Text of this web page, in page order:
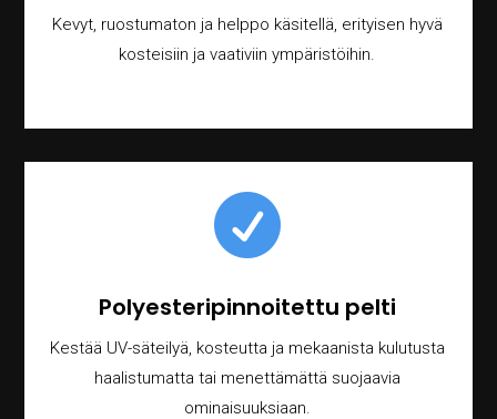
Kevyt, ruostumaton ja helppo käsitellä, erityisen hyvä
kosteisiin ja vaativiin ympäristöihin.

Polyesteripinnoitettu pelti
Kestää UV-säteilyä, kosteutta ja mekaanista kulutusta
haalistumatta tai menettämättä suojaavia
ominaisuuksiaan.